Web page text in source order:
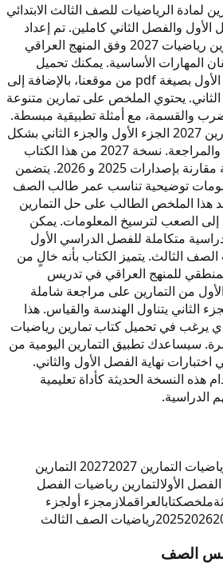
لمادة الرياضيات للصف الثالث الابتدائي
الفصل الأول والفصل الثاني كاملين. تم إعداد
النسخة الحديثة من التمارين رياضيات 2027 وفق المنهج العراقي
المهارات الأساسية. يمكنك تحميل
التمارين رياضيات الفصل الأول بصيغة pdf من موقعنا، بالإضافة إلى
يحتوي الملخص على تمارين متنوعة
والقسمة، مع أمثلة تطبيقية مبسطة.
يقدم كتاب رياضيات التمارين 2027 الجزء الأول والجزء الثاني بشكل
منفصل لسهولة المذاكرة والمراجعة. نسخة 2027 من هذا الكتاب
تعتبر نسخة حديثة ومحدثة مقارنة بإصدارات 2025 و 2026. يتضمن
توضيحية تناسب عمر طالب الصف
هذا الملخص الطالب على حل التمارين
الصعب لترسيخ المعلومات. يمكن
متكاملة للفصل الدراسي الأول
الثالث. يتميز الكتاب بأنه خالٍ من
للمنهج العراقي في تدريس
من التمارين على مراجعة شاملة
الثاني يتناول الهندسة والقياس. هذا
يرغب في تحميل كتاب تمارين رياضيات
سيساعدك تطبيق التمارين اليومية من
نهاية الفصل الأول والثاني.
هذه النسخة الحديثة كأداة تعليمية
الدراسية.
التمارين 2027
2027 التمارين
الأولالتمارين رياضيات الفصل
ملخصكتابالعراقملازمجزء أولجزء
20252026 رياضيات الصف الثالث
الصف